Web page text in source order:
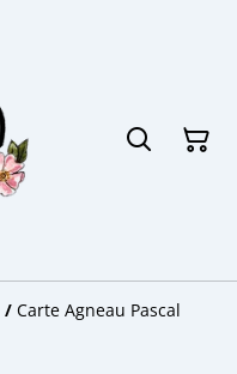
/ Carte Agneau Pascal